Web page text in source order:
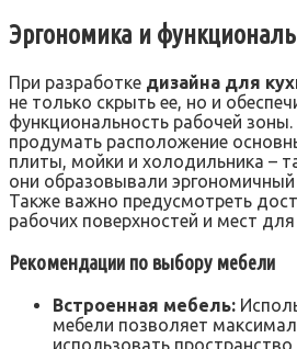
Эргономика и
При разработке дизайна для
не только скрыть ее, но и
функциональность рабочей
продумать расположение
плиты, мойки и холодильника –
они образовывали эргономичный
Также важно предусмотреть
рабочих поверхностей и мест для
Рекомендации по выбору мебели
Встроенная мебель:
мебели позволяет
использовать